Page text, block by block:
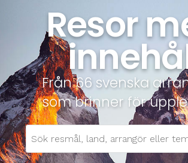
Resor
Från 66 svenska
som brinner för